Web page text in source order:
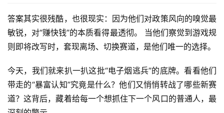
答案其实很残酷，也很现实：因为他们对政策风向的嗅觉最
敏锐，对“赚快钱”的本质看得最透彻。 当他们察觉到游戏规
则即将改写时，套现离场、切换赛道，是他们唯一的选择。
今天，我们就来扒一扒这批“电子烟逃兵”的底牌。看看他们
带走的“暴富认知”究竟是什么？他们又悄悄转战了哪些新赛
道？这背后，藏着给每一个想抓住下一个风口的普通人，最